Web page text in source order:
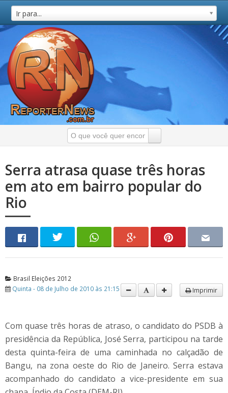
Ir para...
Serra atrasa quase três horas
em ato em bairro popular do
Rio
Brasil Eleições 2012
Quinta - 08 de Julho de 2010 às 21:15
Imprimir
Com quase três horas de atraso, o candidato do PSDB à
presidência da República, José Serra, participou na tarde
desta quinta-feira de uma caminhada no calçadão de
Bangu, na zona oeste do Rio de Janeiro. Serra estava
acompanhado do candidato a vice-presidente em sua